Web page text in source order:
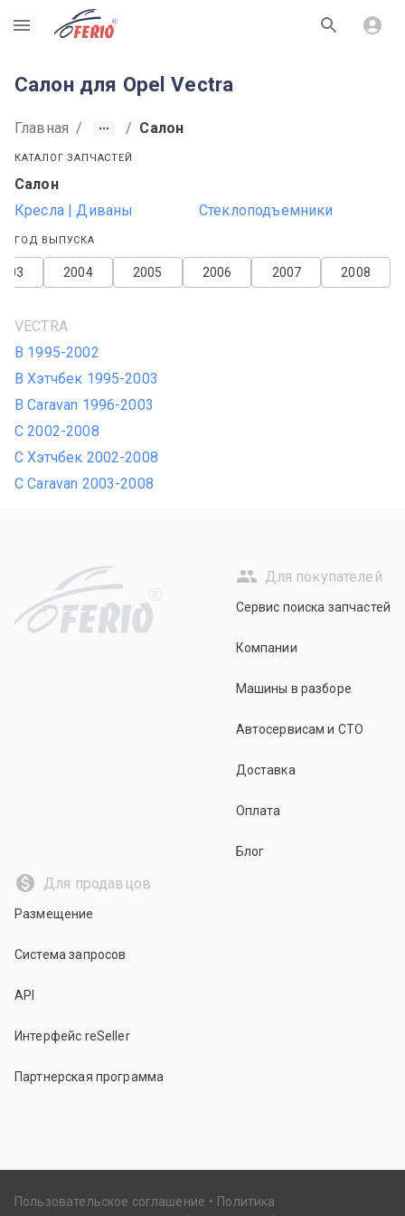
R
Салон для Opel Vectra
Главная / / Салон
КАТАЛОГ ЗАПЧАСТЕЙ
Салон
Кресла | Диваны
Стеклоподъемники
ГОД ВЫПУСКА
2008
2007
2006
2005
2004
VECTRA
B 1995-2002
B Хэтчбек 1995-2003
B Caravan 1996-2003
C 2002-2008
C Хэтчбек 2002-2008
C Caravan 2003-2008
R
Для покупателей
Сервис поиска запчастей
Компании
Машины в разборе
Автосервисам и СТО
Доставка
Оплата
Блог
Для продавцов
Размещение
Система запросов
API
Интерфейс reSeller
Партнерская программа
Пользовательское соглашение
Политика